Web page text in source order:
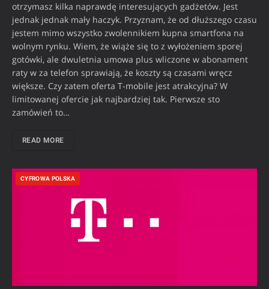
otrzymasz kilka naprawdę interesujących gadżetów. Jest
jednak jednak mały haczyk. Przyznam, że od dłuższego czasu
jestem mimo wszystko zwolennikiem kupna smartfona na
wolnym rynku. Wiem, że wiąże się to z wyłożeniem sporej
gotówki, ale dwuletnia umowa plus wliczone w abonament
raty w za telefon sprawiają, że koszty są czasami wręcz
większe. Czy zatem oferta T-mobile jest atrakcyjna? W
limitowanej ofercie jak najbardziej tak. Pierwsze sto
zamówień to…
READ MORE
CYFROWA POLSKA